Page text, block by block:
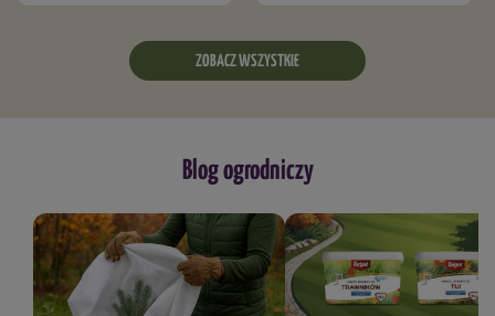
ZOBACZ WSZYSTKIE
Blog ogrodniczy